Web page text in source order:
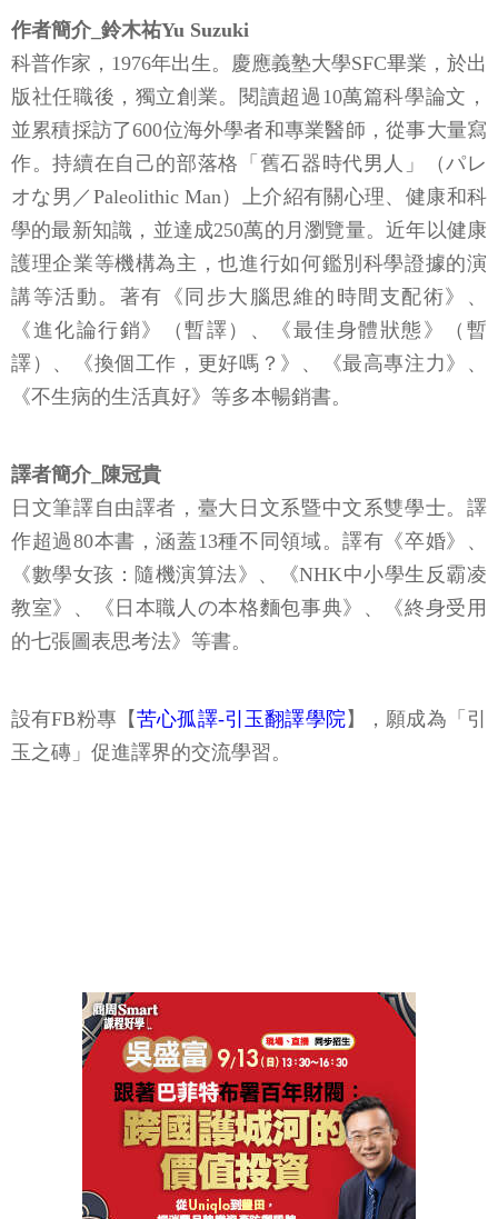
作者簡介_鈴木祐Yu Suzuki
科普作家，1976年出生。慶應義塾大學SFC畢業，於出
版社任職後，獨立創業。閱讀超過10萬篇科學論文，
並累積採訪了600位海外學者和專業醫師，從事大量寫
作。持續在自己的部落格「舊石器時代男人」（パレ
オな男／Paleolithic Man）上介紹有關心理、健康和科
學的最新知識，並達成250萬的月瀏覽量。近年以健康
護理企業等機構為主，也進行如何鑑別科學證據的演
講等活動。著有《同步大腦思維的時間支配術》、
《進化論行銷》（暫譯）、《最佳身體狀態》（暫
譯）、《換個工作，更好嗎？》、《最高專注力》、
《不生病的生活真好》等多本暢銷書。
譯者簡介_陳冠貴
日文筆譯自由譯者，臺大日文系暨中文系雙學士。譯
作超過80本書，涵蓋13種不同領域。譯有《卒婚》、
《數學女孩：隨機演算法》、《NHK中小學生反霸凌
教室》、《日本職人の本格麵包事典》、《終身受用
的七張圖表思考法》等書。
設有FB粉專【苦心孤譯-引玉翻譯學院】，願成為「引
玉之磚」促進譯界的交流學習。